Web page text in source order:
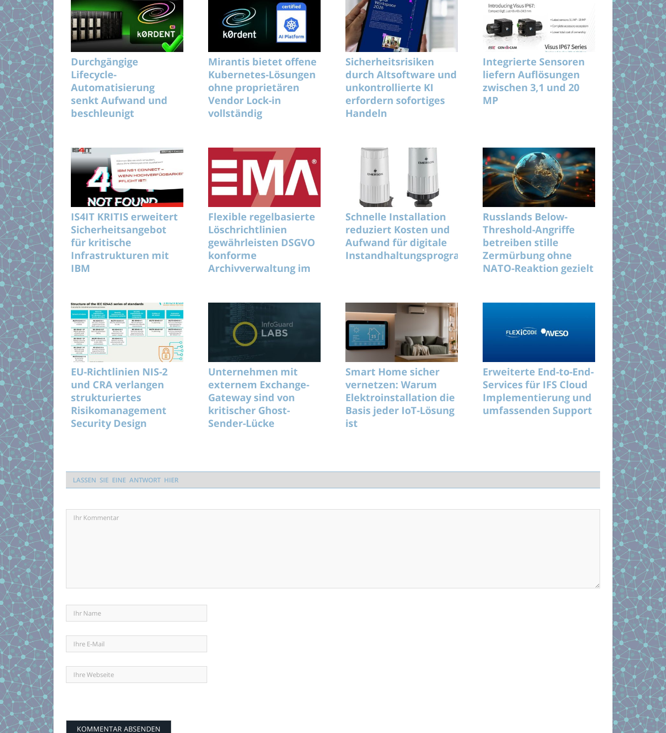
Durchgängige
Lifecycle-
Automatisierung
senkt Aufwand und
beschleunigt
Mirantis bietet offene
Kubernetes-Lösungen
ohne proprietären
Vendor Lock-in
vollständig
Sicherheitsrisiken
durch Altsoftware und
unkontrollierte KI
erfordern sofortiges
Handeln
Integrierte Sensoren
liefern Auflösungen
zwischen 3,1 und 20
MP
IS4IT KRITIS erweitert
Sicherheitsangebot
für kritische
Infrastrukturen mit
IBM
Flexible regelbasierte
Löschrichtlinien
gewährleisten DSGVO
konforme
Archivverwaltung im
Schnelle Installation
reduziert Kosten und
Aufwand für digitale
Instandhaltungsprogramme
Russlands Below-
Threshold-Angriffe
betreiben stille
Zermürbung ohne
NATO-Reaktion gezielt
EU-Richtlinien NIS-2
und CRA verlangen
strukturiertes
Risikomanagement
Security Design
Unternehmen mit
externem Exchange-
Gateway sind von
kritischer Ghost-
Sender-Lücke
Smart Home sicher
vernetzen: Warum
Elektroinstallation die
Basis jeder IoT-Lösung
ist
Erweiterte End-to-End-
Services für IFS Cloud
Implementierung und
umfassenden Support
LASSEN SIE EINE ANTWORT HIER